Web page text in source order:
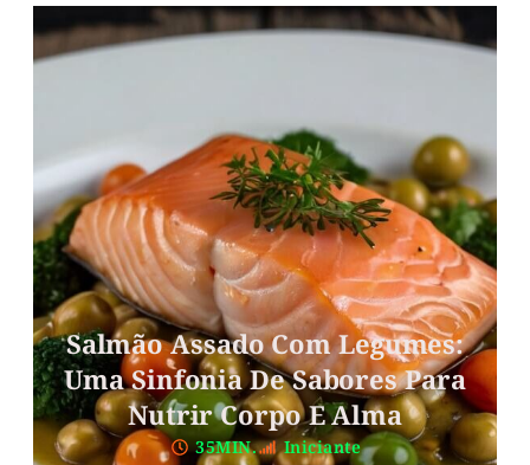
Salmão Assado Com Legumes:
Uma Sinfonia De Sabores Para
Nutrir Corpo E Alma
35MIN.
Iniciante